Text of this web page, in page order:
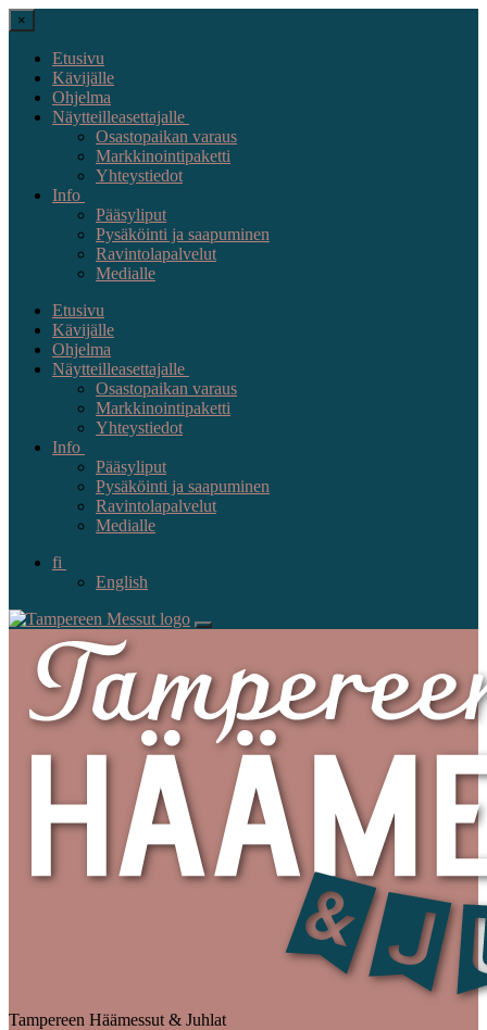
×
Etusivu
Kävijälle
Ohjelma
Näytteilleasettajalle
Osastopaikan varaus
Markkinointipaketti
Yhteystiedot
Info
Pääsyliput
Pysäköinti ja saapuminen
Ravintolapalvelut
Medialle
Etusivu
Kävijälle
Ohjelma
Näytteilleasettajalle
Osastopaikan varaus
Markkinointipaketti
Yhteystiedot
Info
Pääsyliput
Pysäköinti ja saapuminen
Ravintolapalvelut
Medialle
fi
English
Tampereen Häämessut & Juhlat